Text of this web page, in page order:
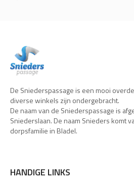
De Sniederspassage is een mooi
diverse winkels zijn ondergebracht.
De naam van de Sniederspassage is
Sniederslaan. De naam Snieders komt
dorpsfamilie in Bladel.
HANDIGE LINKS